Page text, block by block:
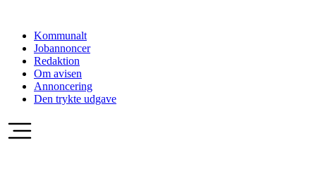
indholdKommunalt
Jobannoncer
Redaktion
Om avisen
Annoncering
Den trykte udgave